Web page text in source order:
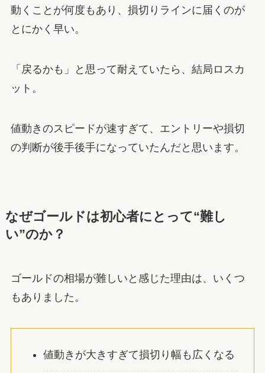
動くことが何度もあり、損切りラインに届くのが
とにかく早い。
「戻るかも」と思って耐えていたら、結局ロスカ
ット。
値動きのスピードが速すぎて、エントリーや損切
の判断が後手後手になっていたんだと思います。
なぜゴールドは初心者にとって“難し
い”のか？
ゴールドの相場が難しいと感じた理由は、いくつ
もありました。
値動きが大きすぎて損切り幅も広くなる